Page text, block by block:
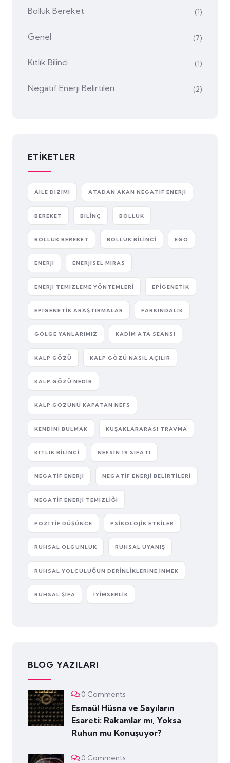
Bolluk Bereket (1)
Genel (7)
Kıtlık Bilinci (1)
Negatif Enerji Belirtileri (2)
ETIKETLER
AILE DIZIMI ATADAN AKAN NEGATIF ENERJI
BEREKET BILINÇ BOLLUK
BOLLUK BEREKET BOLLUK BILINCI EGO
ENERJI ENERJISEL MIRAS
ENERJI TEMIZLEME YÖNTEMLERI EPIGENETIK
EPIGENETIK ARAŞTIRMALAR FARKINDALIK
GÖLGE YANLARIMIZ KADIM ATA SEANSI
KALP GÖZÜ KALP GÖZÜ NASIL AÇILIR
KALP GÖZÜ NEDIR
KALP GÖZÜNÜ KAPATAN NEFS
KENDINI BULMAK KUŞAKLARARASI TRAVMA
KITLIK BILINCI NEFSIN 19 SIFATI
NEGATIF ENERJI NEGATIF ENERJI BELIRTILERI
NEGATIF ENERJI TEMIZLIĞI
POZITIF DÜŞÜNCE PSIKOLOJIK ETKILER
RUHSAL OLGUNLUK RUHSAL UYANIŞ
RUHSAL YOLCULUĞUN DERINLIKLERINE İNMEK
RUHSAL ŞIFA İYIMSERLIK
BLOG YAZILARI
0 Comments
Esmaül Hüsna ve Sayıların
Esareti: Rakamlar mı, Yoksa
Ruhun mu Konuşuyor?
0 Comments